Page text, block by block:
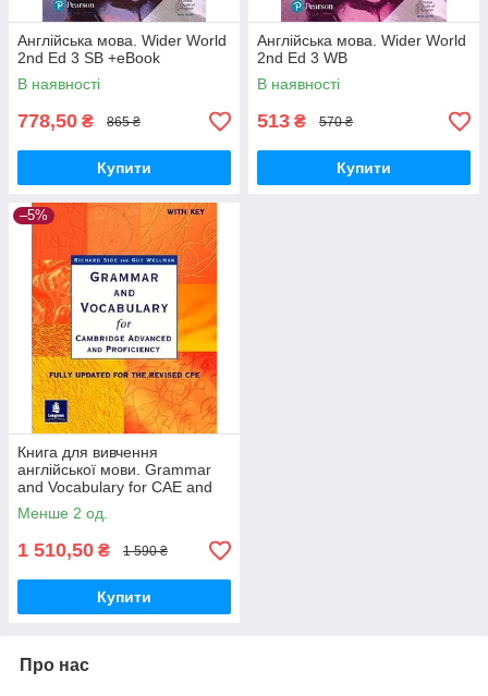
Англійська мова. Wider World
2nd Ed 3 SB +eBook
В наявності
778,50 ₴ 865 ₴
Купити
Англійська мова. Wider World
2nd Ed 3 WB
В наявності
513 ₴ 570 ₴
Купити
–5%
Книга для вивчення
англійської мови. Grammar
and Vocabulary for CAE and
CPE with key
Менше 2 од.
1 510,50 ₴ 1 590 ₴
Купити
Про нас